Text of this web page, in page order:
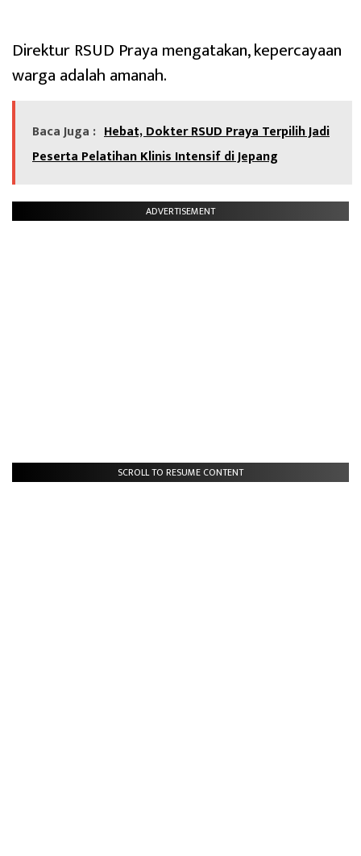
Direktur RSUD Praya mengatakan, kepercayaan
warga adalah amanah.
Baca Juga : Hebat, Dokter RSUD Praya Terpilih Jadi
Peserta Pelatihan Klinis Intensif di Jepang
ADVERTISEMENT
SCROLL TO RESUME CONTENT